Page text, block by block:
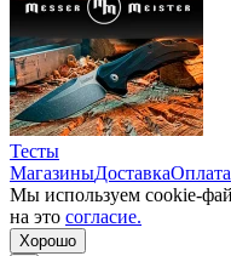
Тесты
МагазиныДоставкаОплата
Мы используем cookie-
на это согласие.
Хорошо